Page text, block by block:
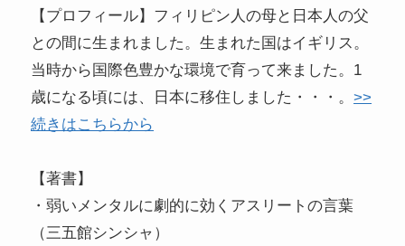
【プロフィール】フィリピン人の母と日本人の父
との間に生まれました。生まれた国はイギリス。
当時から国際色豊かな環境で育って来ました。1
歳になる頃には、日本に移住しました・・・。>>
続きはこちらから
【著書】
・弱いメンタルに劇的に効くアスリートの言葉
（三五館シンシャ）